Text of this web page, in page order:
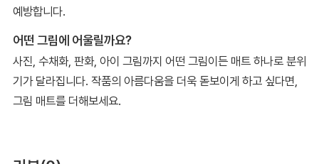
예방합니다.
어떤 그림에 어울릴까요?
사진, 수채화, 판화, 아이 그림까지 어떤 그림이든 매트 하나로 분위
기가 달라집니다. 작품의 아름다움을 더욱 돋보이게 하고 싶다면,
그림 매트를 더해보세요.